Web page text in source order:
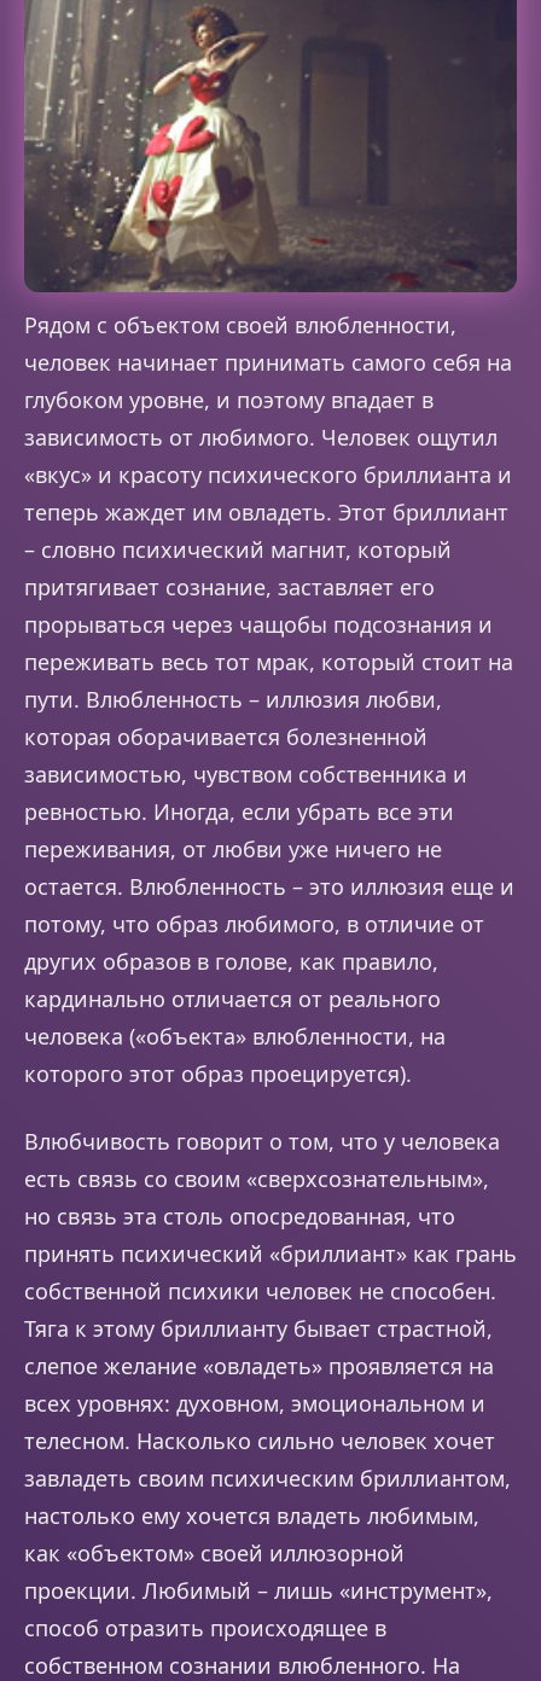
Рядом с объектом своей влюбленности,
человек начинает принимать самого себя на
глубоком уровне, и поэтому впадает в
зависимость от любимого. Человек ощутил
«вкус» и красоту психического бриллианта и
теперь жаждет им овладеть. Этот бриллиант
– словно психический магнит, который
притягивает сознание, заставляет его
прорываться через чащобы подсознания и
переживать весь тот мрак, который стоит на
пути. Влюбленность – иллюзия любви,
которая оборачивается болезненной
зависимостью, чувством собственника и
ревностью. Иногда, если убрать все эти
переживания, от любви уже ничего не
остается. Влюбленность – это иллюзия еще и
потому, что образ любимого, в отличие от
других образов в голове, как правило,
кардинально отличается от реального
человека («объекта» влюбленности, на
которого этот образ проецируется).
Влюбчивость говорит о том, что у человека
есть связь со своим «сверхсознательным»,
но связь эта столь опосредованная, что
принять психический «бриллиант» как грань
собственной психики человек не способен.
Тяга к этому бриллианту бывает страстной,
слепое желание «овладеть» проявляется на
всех уровнях: духовном, эмоциональном и
телесном. Насколько сильно человек хочет
завладеть своим психическим бриллиантом,
настолько ему хочется владеть любимым,
как «объектом» своей иллюзорной
проекции. Любимый – лишь «инструмент»,
способ отразить происходящее в
собственном сознании влюбленного. На